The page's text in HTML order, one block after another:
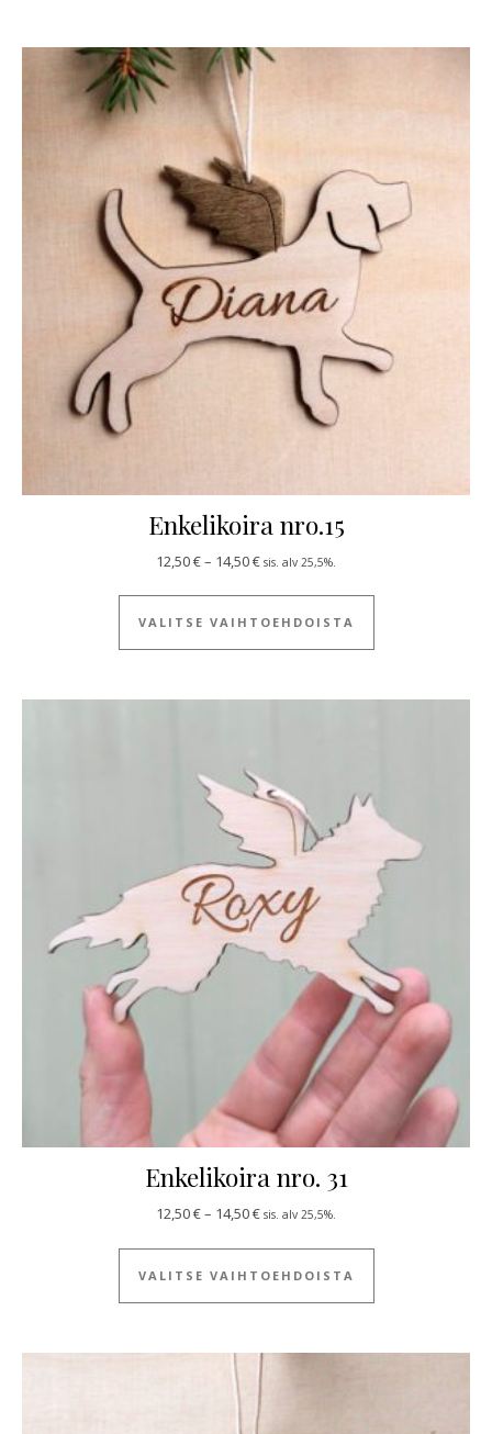
Enkelikoira nro.15
12,50€– 14,50€Hintaluokka: 12,50 € - 14,50 €
sis. alv 25,5%.
VALITSE VAIHTOEHDOISTA
Tällä tuotteella
Enkelikoira nro. 31
12,50€– 14,50€Hintaluokka: 12,50 € - 14,50 €
sis. alv 25,5%.
VALITSE VAIHTOEHDOISTA
Tällä tuotteella